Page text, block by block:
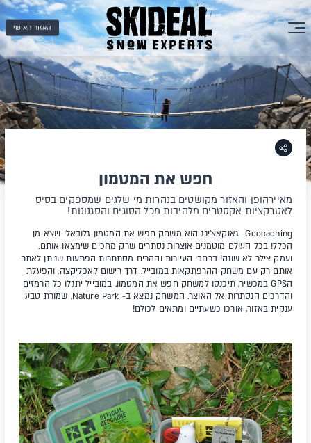
האזור האישי
חפש את המטמון
מאיירהופן והאזור מקושטים בנהרות מי שלגים שמספקים בסיס
לאטרקציות אקסטרים מלהיבות מכל הסוגים והסגנונות!
Geocaching- גאוקאצ'ינג הוא משחק חפש את המטמון גלובאלי ויוצא מן
הכלל! בכל העולם מוטמנים אוצרות נסתרים שרק מחכים שימצאו אותם.
ועמק צילר לא שונה! ברחבי העיירות וההרים מסתתרות הפתעות שניתן לאתר
אותם רק עם משחק ההרפתקאות במובייל. דרך רישום לאפליקצה, והפעלת
הGPS במכשיר, תיכנסו למשחק חפש את המטמון. במובייל יתגלו כל הרמזים
והדרכים הנסתרות אל האוצר. המשחק נמצא ב- Nature Park, שמורת טבע
ענקית באזור, אורכו כשעתיים ומתאים לכולם!